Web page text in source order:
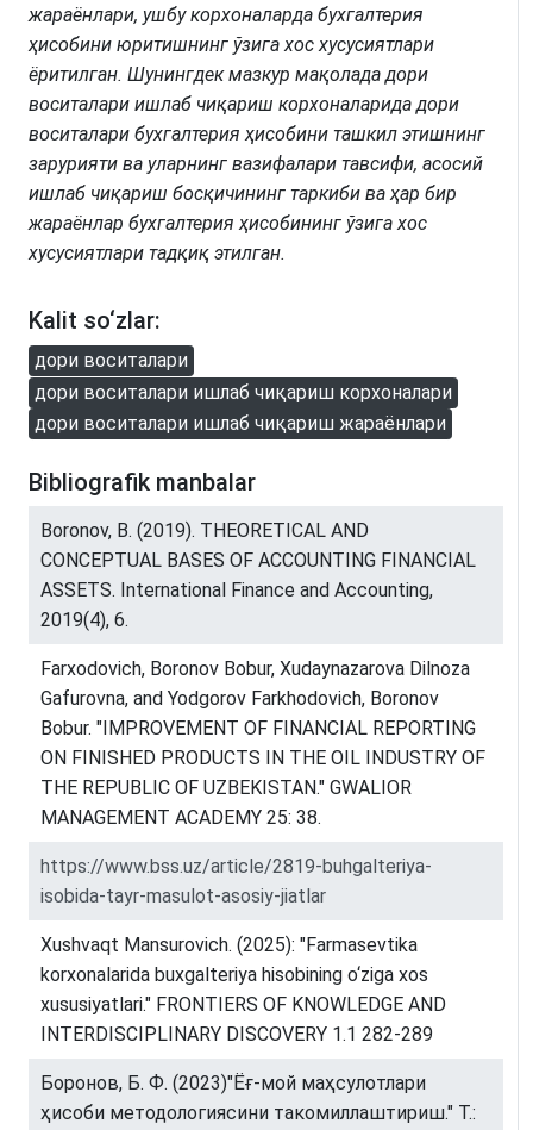
жараёнлари, ушбу корхоналарда бухгалтерия
ҳисобини юритишнинг ўзига хос хусусиятлари
ёритилган. Шунингдек мазкур мақолада дори
воситалари ишлаб чиқариш корхоналарида дори
воситалари бухгалтерия ҳисобини ташкил этишнинг
зарурияти ва уларнинг вазифалари тавсифи, асосий
ишлаб чиқариш босқичининг таркиби ва ҳар бир
жараёнлар бухгалтерия ҳисобининг ўзига хос
хусусиятлари тадқиқ этилган.
Kalit so‘zlar:
дори воситалари
дори воситалари ишлаб чиқариш корхоналари
дори воситалари ишлаб чиқариш жараёнлари
Bibliografik manbalar
Boronov, B. (2019). THEORETICAL AND
CONCEPTUAL BASES OF ACCOUNTING FINANCIAL
ASSETS. International Finance and Accounting,
2019(4), 6.
Farxodovich, Boronov Bobur, Xudaynazarova Dilnoza
Gafurovna, and Yodgorov Farkhodovich, Boronov
Bobur. "IMPROVEMENT OF FINANCIAL REPORTING
ON FINISHED PRODUCTS IN THE OIL INDUSTRY OF
THE REPUBLIC OF UZBEKISTAN." GWALIOR
MANAGEMENT ACADEMY 25: 38.
https://www.bss.uz/article/2819-buhgalteriya-
isobida-tayr-masulot-asosiy-jiatlar
Xushvaqt Mansurovich. (2025): "Farmasevtika
korxonalarida buxgalteriya hisobining o‘ziga xos
xususiyatlari." FRONTIERS OF KNOWLEDGE AND
INTERDISCIPLINARY DISCOVERY 1.1 282-289
Боронов, Б. Ф. (2023)"Ёғ-мой маҳсулотлари
ҳисоби методологиясини такомиллаштириш." Т.: